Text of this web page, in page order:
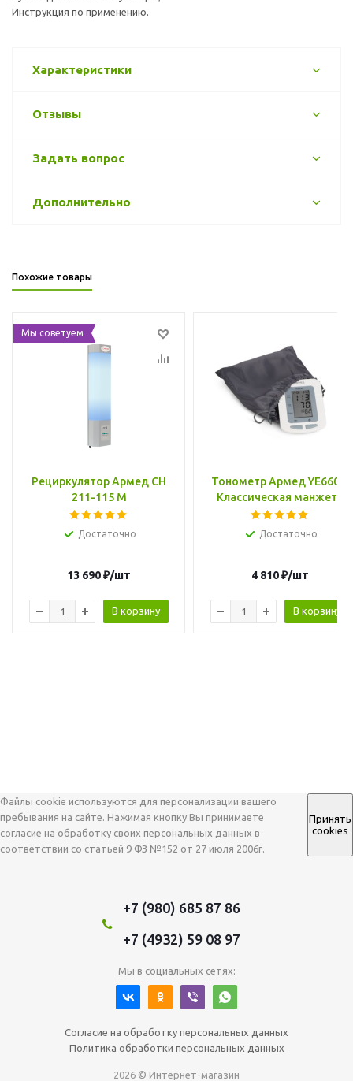
Инструкция по применению.
Характеристики
Отзывы
Задать вопрос
Дополнительно
Похожие товары
Мы советуем
Рециркулятор Армед СН
211-115 М
Достаточно
13 690₽/шт
В корзину
Тонометр Армед YE660B,
Классическая манжета
Достаточно
4 810₽/шт
В корзину
Файлы cookie используются для персонализации вашего
пребывания на сайте. Нажимая кнопку Вы принимаете
согласие на обработку своих персональных данных в
соответствии со статьей 9 ФЗ №152 от 27 июля 2006г.
Принять
cookies
+7 (980) 685 87 86
+7 (4932) 59 08 97
Мы в социальных сетях:
Согласие на обработку персональных данных
Политика обработки персональных данных
2026 © Интернет-магазин